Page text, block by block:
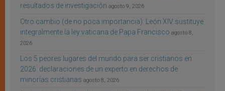
resultados de investigación agosto 9, 2026
Otro cambio (de no poca importancia): León XIV sustituye
integralmente la ley vaticana de Papa Francisco agosto 8,
2026
Los 5 peores lugares del mundo para ser cristianos en
2026: declaraciones de un experto en derechos de
minorías cristianas agosto 8, 2026